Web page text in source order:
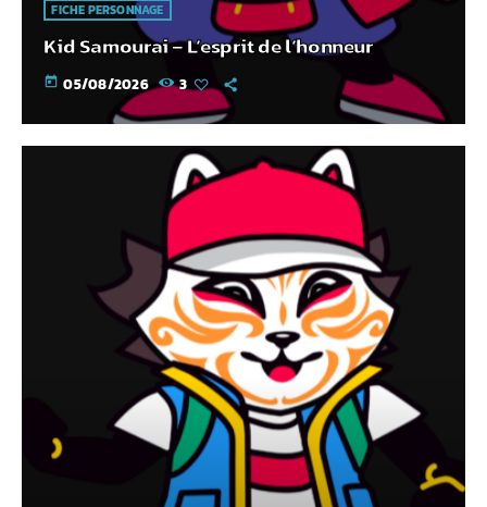
FICHE PERSONNAGE
Kid Samourai – L’esprit de l’honneur
today 05/08/2026 3